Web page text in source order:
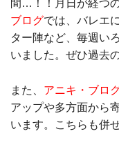
間…！！月日が経つ
ブログでは、バレエ
ター陣など、毎週い
いました。ぜひ過去
また、 アニキ・ブロ
アップや多方面から
います。こちらも併